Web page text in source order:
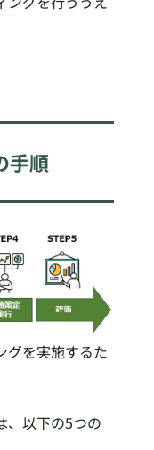
手順
グを実施するた
、以下の5つの